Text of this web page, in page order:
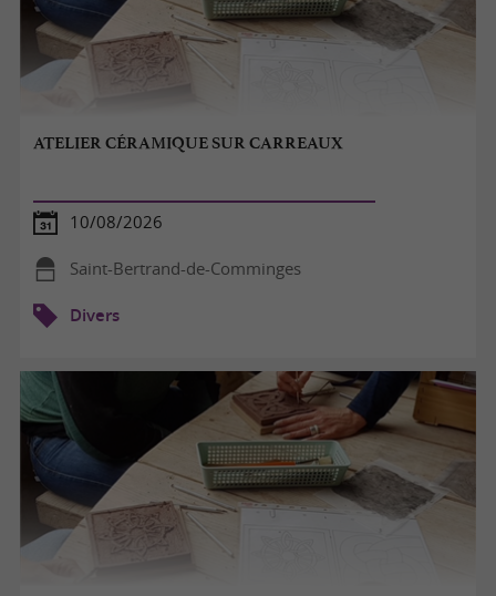
ATELIER CÉRAMIQUE SUR CARREAUX
10/08/2026
Saint-Bertrand-de-Comminges
Divers